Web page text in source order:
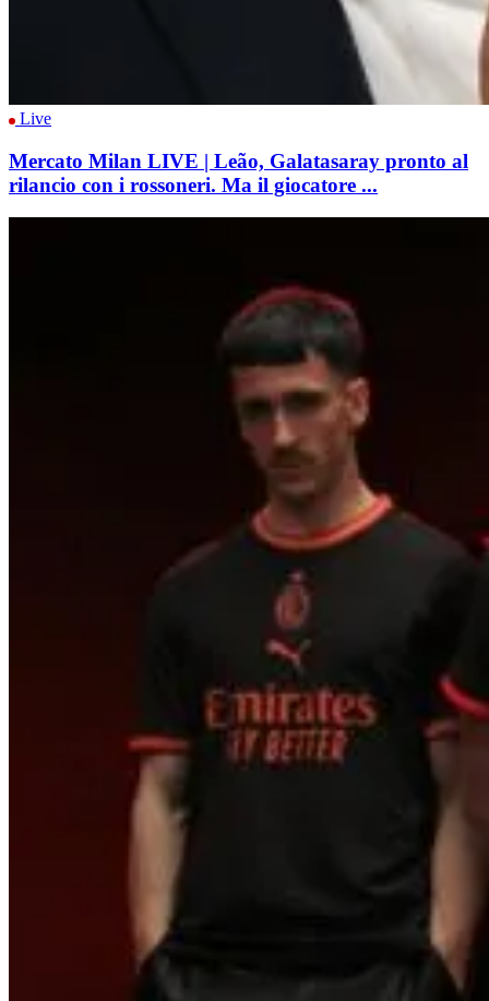
Live
Mercato Milan LIVE | Leão, Galatasaray pronto al
rilancio con i rossoneri. Ma il giocatore ...